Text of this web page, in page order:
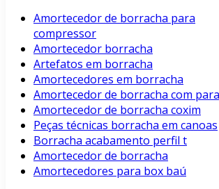
Amortecedor de borracha para
compressor
Amortecedor borracha
Artefatos em borracha
Amortecedores em borracha
Amortecedor de borracha com
Amortecedor de borracha coxim
Peças técnicas borracha em canoas
Borracha acabamento perfil t
Amortecedor de borracha
Amortecedores para box baú